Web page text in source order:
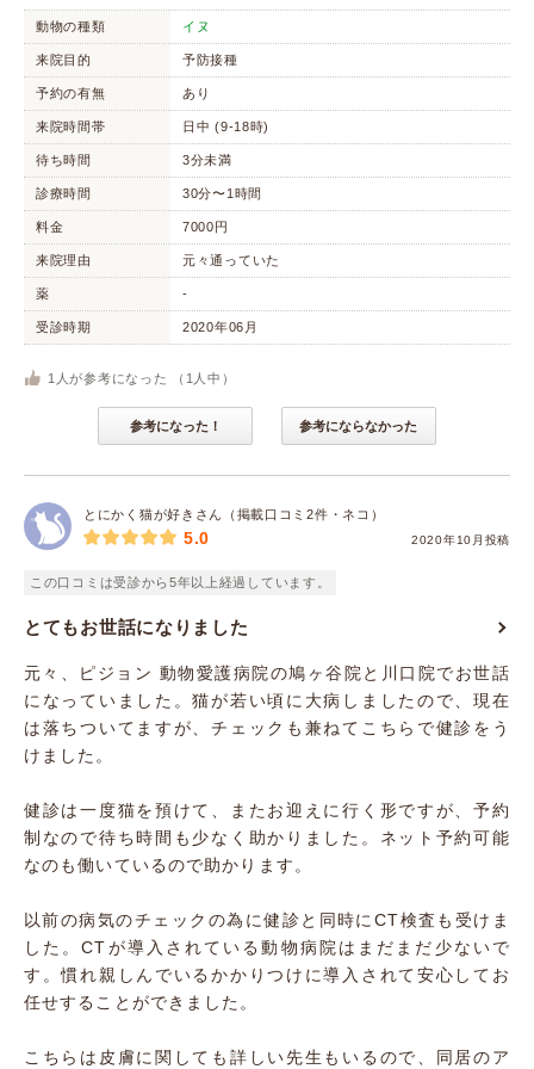
動物の種類 イヌ
来院目的 予防接種
予約の有無 あり
来院時間帯 日中 (9-18時)
待ち時間 3分未満
診療時間 30分〜1時間
料金 7000円
来院理由 元々通っていた
薬 -
受診時期 2020年06月
1 人が参考になった （ 1 人中）
参考になった！ 参考にならなかった
とにかく猫が好きさん（掲載口コミ2件・ネコ）
2020年10月投稿
5.0
この口コミは受診から5年以上経過しています。
とてもお世話になりました
元々、ピジョン 動物愛護病院の鳩ヶ谷院と川口院でお世話
になっていました。猫が若い頃に大病しましたので、現在
は落ちついてますが、チェックも兼ねてこちらで健診をう
けました。
健診は一度猫を預けて、またお迎えに行く形ですが、予約
制なので待ち時間も少なく助かりました。ネット予約可能
なのも働いているので助かります。
以前の病気のチェックの為に健診と同時にCT検査も受けま
した。CTが導入されている動物病院はまだまだ少ないで
す。慣れ親しんでいるかかりつけに導入されて安心してお
任せすることができました。
こちらは皮膚に関しても詳しい先生もいるので、同居のア